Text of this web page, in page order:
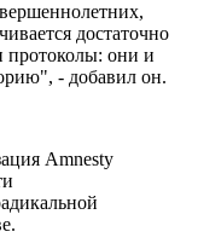
достаточно
протоколы: они и
- добавил он.
Amnesty